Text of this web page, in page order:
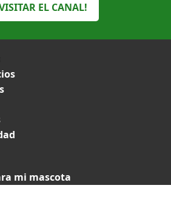
EL CANAL!
mi mascota